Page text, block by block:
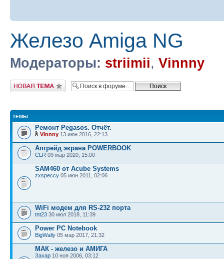
Железо Amiga NG
Модераторы: striimii, Vinnny
Новая тема
ТЕМЫ
Ремонт Pegasos. Отчёт.
Vinnny 13 июн 2016, 22:13
Апгрейд экрана POWERBOOK
CLR 09 мар 2020, 15:00
SAM460 от Acube Systems
zxspeccy 05 июн 2011, 02:06
WiFi модем для RS-232 порта
tnt23 30 июл 2018, 11:39
Power PC Notebook
BigWally 05 мар 2017, 21:32
МАК - железо и АМИГА
Захар 10 ноя 2006, 03:12